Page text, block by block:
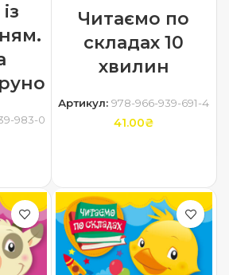
983-0
Читаємо по
складах 10
хвилин
Артикул:978-966-939-691-4
41.00₴